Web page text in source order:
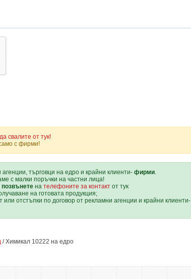
свалите от тук!
с фирми!
търговци на едро и крайни клиенти- фирми.
с малки поръчки на частни лица!
позвънете на телефоните за контакт от тук
на готовата продукция;
или отстъпки по договор от рекламни агенции и крайни клиенти-
/ Химикал 10222 на едро